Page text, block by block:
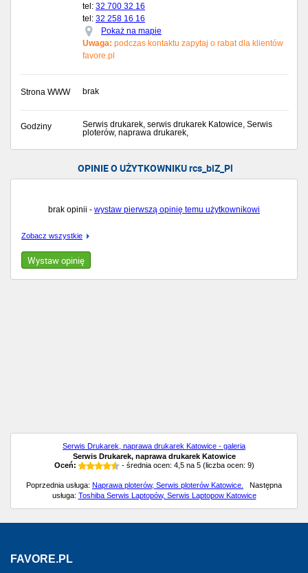
tel: 32 700 32 16
tel: 32 258 16 16
Pokaż na mapie
Uwaga: podczas kontaktu zapytaj o rabat dla klientów
favore.pl
Strona WWW brak
Godziny
Serwis drukarek, serwis drukarek Katowice, Serwis
ploterów, naprawa drukarek,
OPINIE O UŻYTKOWNIKU rcs_biZ_Pl
brak opinii - wystaw pierwszą opinię temu użytkownikowi
Zobacz wszystkie
Wystaw opinię
Serwis Drukarek, naprawa drukarek Katowice - galeria
Serwis Drukarek, naprawa drukarek Katowice
Oceń:
- średnia ocen: 4,5na 5(liczba ocen: 9)
Poprzednia usługa: Naprawa ploterów, Serwis ploterów Katowice.
Następna
usługa: Toshiba Serwis Laptopów, Serwis Laptopow Katowice
FAVORE.PL